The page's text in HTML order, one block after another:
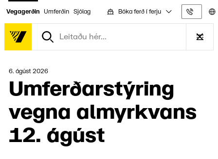
Vegagerðin Umferðin Sjólag Bóka ferð í ferju
6. ágúst 2026
Umferðar­stýr­ing
vegna almyrkv­ans
12. ágúst